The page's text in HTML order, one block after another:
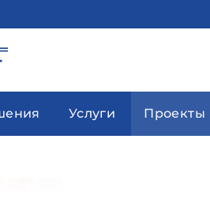
Услуги Проекты